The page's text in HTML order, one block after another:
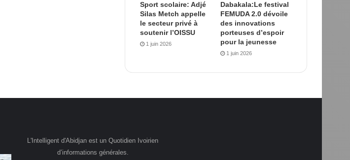
Sport scolaire: Adjé
Silas Metch appelle
le secteur privé à
soutenir l’OISSU
1 juin 2026
Dabakala:Le festival
FEMUDA 2.0 dévoile
des innovations
porteuses d’espoir
pour la jeunesse
1 juin 2026
L'Intelligent d'Abidjan est un Quotidien Ivoirien
d’informations générales.